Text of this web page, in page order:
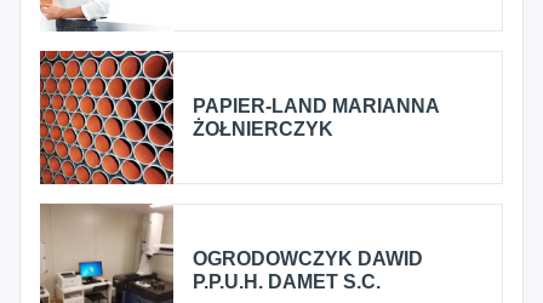
PAPIER-LAND MARIANNA
ŻOŁNIERCZYK
OGRODOWCZYK DAWID
P.P.U.H. DAMET S.C.